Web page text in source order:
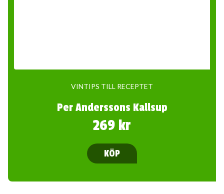
VINTIPS TILL RECEPTET
Per Anderssons Kallsup
269 kr
KÖP